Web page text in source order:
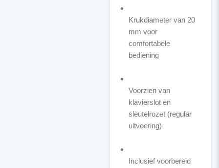
Krukdiameter van 20
mm voor
comfortabele
bediening
Voorzien van
klavierslot en
sleutelrozet (regular
uitvoering)
Inclusief voorbereid